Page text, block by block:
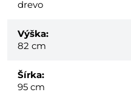
drevo
Výška:
82 cm
Šírka:
95 cm